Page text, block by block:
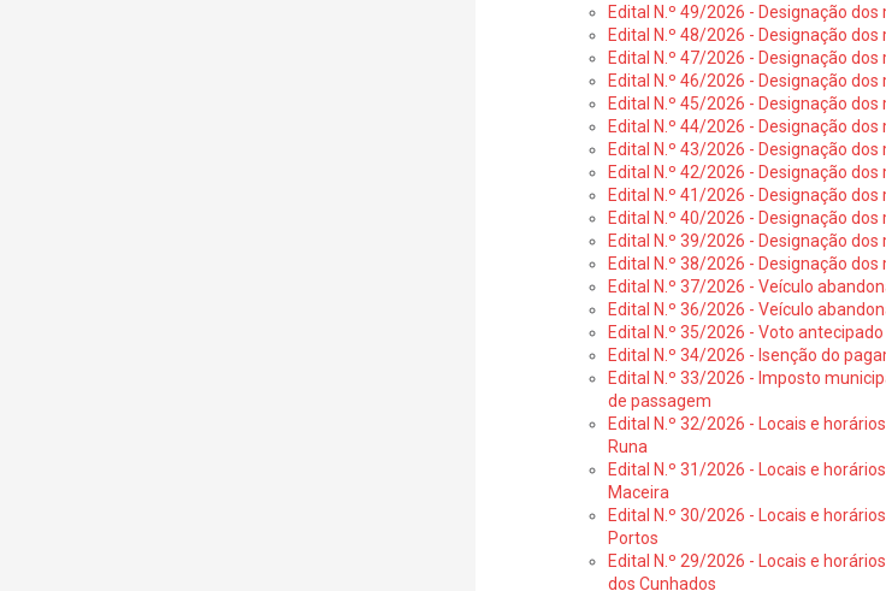
Edital N.º 49/2026 - Designação
Edital N.º 48/2026 - Designação
Edital N.º 47/2026 - Designação
Edital N.º 46/2026 - Designação
Edital N.º 45/2026 - Designação
Edital N.º 44/2026 - Designação
Edital N.º 43/2026 - Designação
Edital N.º 42/2026 - Designação
Edital N.º 41/2026 - Designação
Edital N.º 40/2026 - Designação
Edital N.º 39/2026 - Designação
Edital N.º 38/2026 - Designação
Edital N.º 37/2026 - Veículo
Edital N.º 36/2026 - Veículo
Edital N.º 35/2026 - Voto
Edital N.º 34/2026 - Isenção do
Edital N.º 33/2026 - Imposto
de passagem
Edital N.º 32/2026 - Locais e
Runa
Edital N.º 31/2026 - Locais e
Maceira
Edital N.º 30/2026 - Locais e
Portos
Edital N.º 29/2026 - Locais e
dos Cunhados